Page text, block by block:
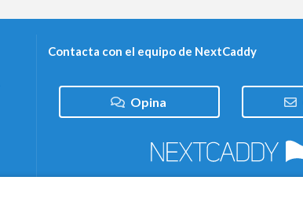
Contacta con el equipo de NextCaddy
Opina